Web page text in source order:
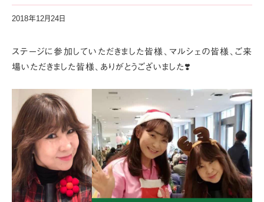
2018年12月24日
ステージに参加していただきました皆様、マルシェの皆様、ご来
場いただきました皆様、ありがとうございました❣️